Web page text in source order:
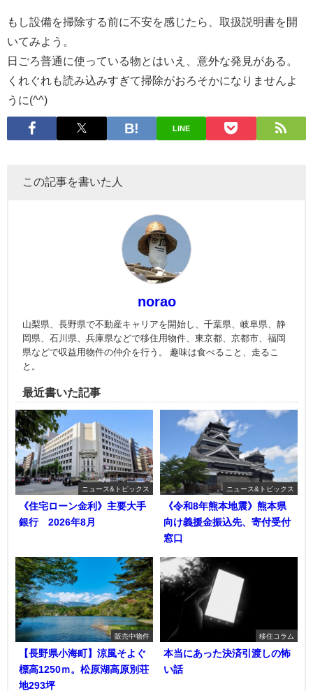
もし設備を掃除する前に不安を感じたら、取扱説明書を開
いてみよう。
日ごろ普通に使っている物とはいえ、意外な発見がある。
くれぐれも読み込みすぎて掃除がおろそかになりませんよ
うに(^^)
LINE
この記事を書いた人
norao
山梨県、長野県で不動産キャリアを開始し、千葉県、岐阜県、静
岡県、石川県、兵庫県などで移住用物件、東京都、京都市、福岡
県などで収益用物件の仲介を行う。 趣味は食べること、走るこ
と。
最近書いた記事
ニュース&トピックス
《住宅ローン金利》主要大手
銀行 2026年8月
ニュース&トピックス
《令和8年熊本地震》熊本県
向け義援金振込先、寄付受付
窓口
販売中物件
【長野県小海町】涼風そよぐ
標高1250ｍ。松原湖高原別荘
地293坪
移住コラム
本当にあった決済引渡しの怖
い話